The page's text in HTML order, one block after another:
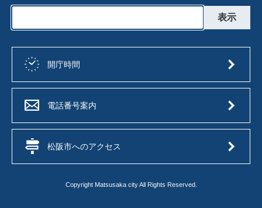
開庁時間
電話番号案内
松阪市へのアクセス
Copyright Matsusaka city All Rights Reserved.